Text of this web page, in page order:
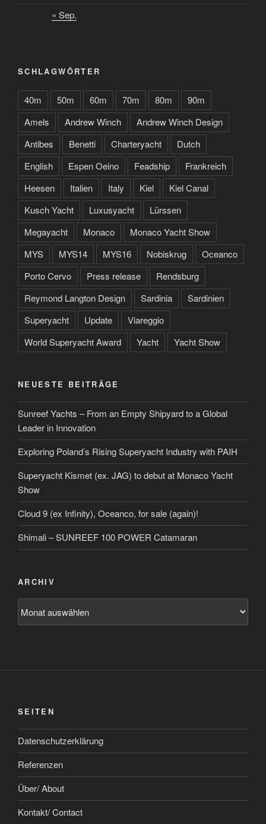
« Sep.
SCHLAGWÖRTER
40m 50m 60m 70m 80m
90m
Amels
Andrew Winch
Andrew Winch Design
Antibes
Benetti Charteryacht
Dutch
English
Espen Oeino Feadship
Frankreich
Heesen
Italien Italy Kiel
Kiel Canal
Kusch Yacht
Luxusyacht
Lürssen
Megayacht
Monaco
Monaco Yacht Show
MYS
MYS14 MYS16 Nobiskrug
Oceanco
Porto Cervo
Press release
Rendsburg
Reymond Langton Design
Sardinia
Sardinien
Superyacht
Update
Viareggio
World Superyacht Award
Yacht Yacht Show
NEUESTE BEITRÄGE
Sunreef Yachts – From an Empty Shipyard to a Global
Leader in Innovation
Exploring Poland’s Rising Superyacht Industry with PAIH
Superyacht Kismet (ex. JAG) to debut at Monaco Yacht
Show
Cloud 9 (ex Infinity), Oceanco, for sale (again)!
Shimali – SUNREEF 100 POWER Catamaran
ARCHIV
SEITEN
Datenschutzerklärung
Referenzen
Über/ About
Kontakt/ Contact